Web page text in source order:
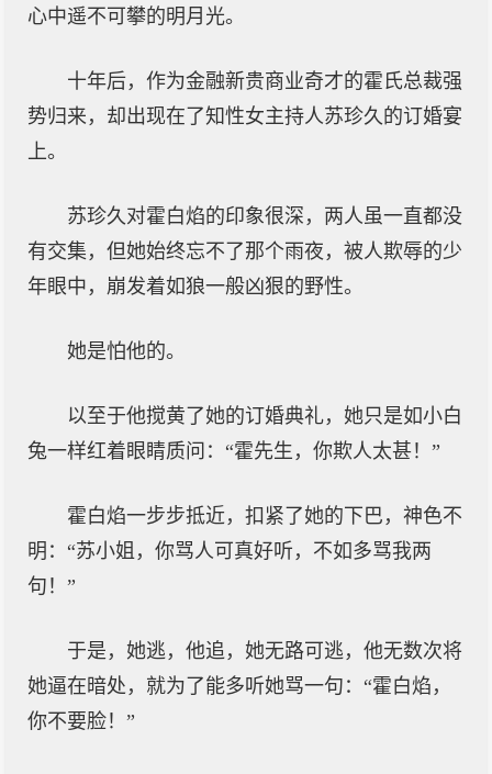
心中遥不可攀的明月光。
十年后，作为金融新贵商业奇才的霍氏总裁强
势归来，却出现在了知性女主持人苏珍久的订婚宴
上。
苏珍久对霍白焰的印象很深，两人虽一直都没
有交集，但她始终忘不了那个雨夜，被人欺辱的少
年眼中，崩发着如狼一般凶狠的野性。
她是怕他的。
以至于他搅黄了她的订婚典礼，她只是如小白
兔一样红着眼睛质问：“霍先生，你欺人太甚！”
霍白焰一步步抵近，扣紧了她的下巴，神色不
明：“苏小姐，你骂人可真好听，不如多骂我两
句！”
于是，她逃，他追，她无路可逃，他无数次将
她逼在暗处，就为了能多听她骂一句：“霍白焰，
你不要脸！”